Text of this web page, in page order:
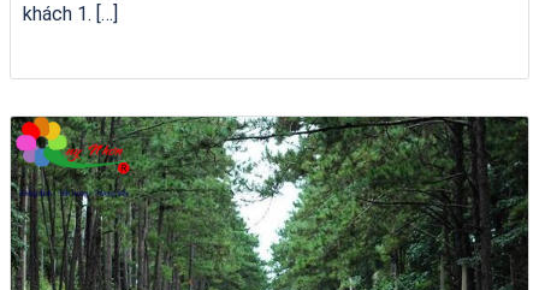
khách 1. […]
tour ghép Hòn Khô